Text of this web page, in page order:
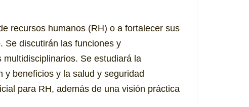
recursos humanos (RH) o a fortalecer sus
Se discutirán las funciones y
Se estudiará la
y beneficios y la salud y seguridad
para RH, además de una visión práctica